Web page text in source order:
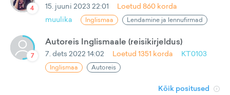
4 15. juuni 2023 22:01 Loetud 860 korda
muulika
Inglismaa Lendamine ja lennufirmad
7
Autoreis Inglismaale (reisikirjeldus)
7. dets 2022 14:02 Loetud 1351 korda KT0103
Inglismaa Autoreis
Kõik positused